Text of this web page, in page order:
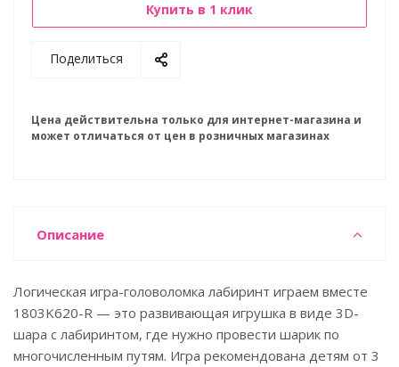
Купить в 1 клик
Поделиться
Цена действительна только для интернет-магазина и
может отличаться от цен в розничных магазинах
Описание
Логическая игра-головоломка лабиринт играем вместе
1803K620-R — это развивающая игрушка в виде 3D-
шара с лабиринтом, где нужно провести шарик по
многочисленным путям. Игра рекомендована детям от 3